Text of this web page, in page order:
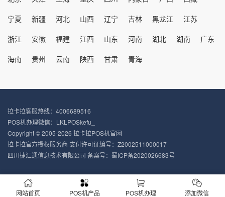
宁夏
新疆 河北 山西 辽宁 吉林 黑龙江
江苏
浙江
安徽 福建 江西 山东 河南 湖北 湖南
广东
海南
贵州 云南 陕西 甘肃 青海
拉卡拉客服热线：4006689516
POS机办理微信：LKLPOSkefu_
Copyright © 2005-2026 拉卡拉POS机官网
拉卡拉官方授权服务商 支付许可证编号：Z2002511000017
四川捷汇通信息技术有限公司 备案号： 蜀ICP备2020026683号
网站首页 POS机产品 POS机办理 添加微信